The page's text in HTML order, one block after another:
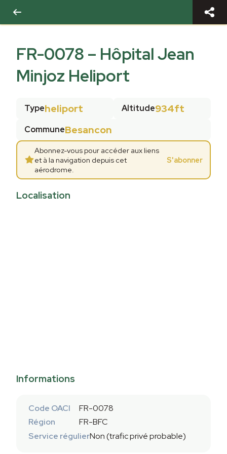
FR-0078 – Hôpital Jean
Minjoz Heliport
Typeheliport Altitude934ft
CommuneBesancon
Abonnez-vous pour accéder aux liens
et à la navigation depuis cet
aérodrome.
S'abonner
Localisation
Informations
Code OACI
FR-0078
Région
FR-BFC
Service régulierNon (trafic privé probable)